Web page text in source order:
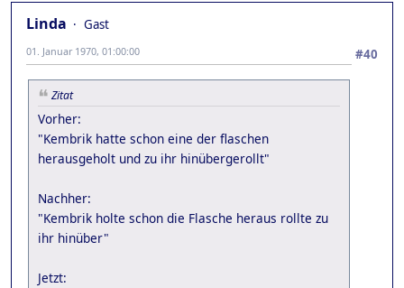
Linda
Gast
#40
01. Januar 1970, 01:00:00
Zitat
Vorher:
"Kembrik hatte schon eine der flaschen
herausgeholt und zu ihr hinübergerollt"
Nachher:
"Kembrik holte schon die Flasche heraus rollte zu
ihr hinüber"
Jetzt: